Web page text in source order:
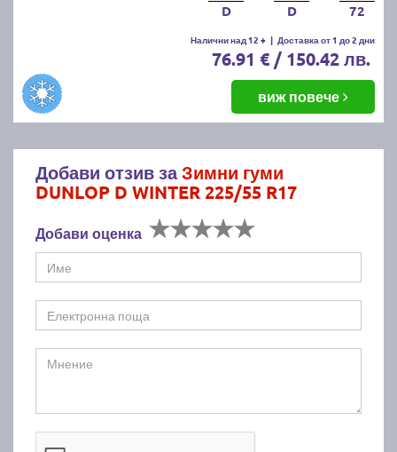
D D 72
Налични над 12 + | Доставка от 1 до 2 дни
76.91 € / 150.42 лв.
виж повече
Добави отзив заЗимни гуми
DUNLOP D WINTER 225/55 R17
Добави оценка